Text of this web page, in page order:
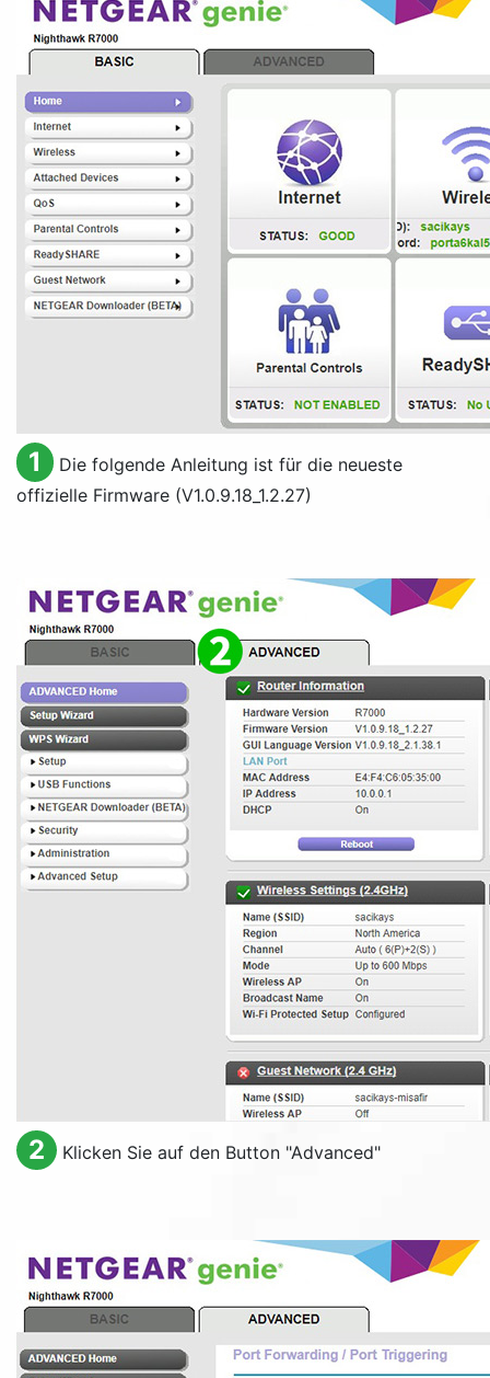
1
Die folgende Anleitung ist für die neueste
offizielle Firmware (V1.0.9.18_1.2.27)
2 Klicken Sie auf den Button "Advanced"